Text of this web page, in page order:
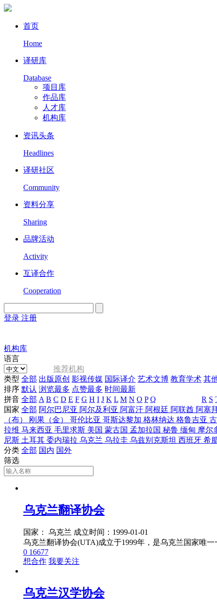
首页
Home
译研库
Database
项目库
作品库
人才库
机构库
资讯头条
Headlines
译研社区
Community
资料分享
Sharing
品牌活动
Activity
互译合作
Cooperation
登录 注册
机构库
语言
推荐机构
类型 全部 出版原创 影视传媒 国际译介 艺术文博 教育学术 其
排序 默认 浏览最多 点赞最多 时间最新
拼音 全部 A B C D E F G H I J K L M N O P Q R S
国家 全部 阿尔巴尼亚 阿尔及利亚 阿富汗 阿根廷 阿联酋 阿塞
（布）
刚果（金） 哥伦比亚 哥斯达黎加 格林纳达 格鲁吉亚
拉维 马来西亚 毛里求斯 美国 蒙古国 孟加拉国 秘鲁 缅甸 摩尔
尼斯 土耳其 委内瑞拉 乌克兰 乌拉圭 乌兹别克斯坦 西班牙 希
分类 全部 国内 国外
筛选
乌克兰翻译协会
国家： 乌克兰 成立时间：1999-01-01
0 16677
想合作 我要关注
乌克兰汉学协会